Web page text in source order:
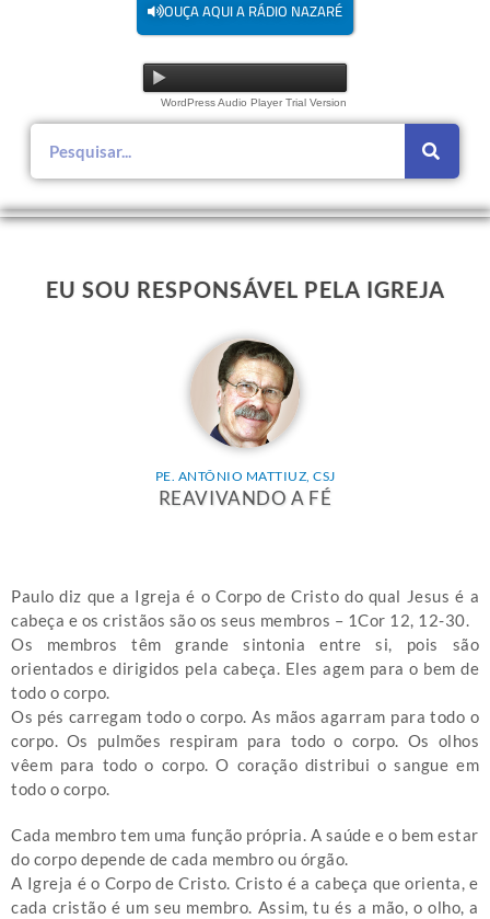
OUÇA AQUI A RÁDIO NAZARÉ
WordPress Audio Player Trial Version
EU SOU RESPONSÁVEL PELA IGREJA
PE. ANTÔNIO MATTIUZ, CSJ
REAVIVANDO A FÉ
Paulo diz que a Igreja é o Corpo de Cristo do qual Jesus é a
cabeça e os cristãos são os seus membros – 1Cor 12, 12-30.
Os membros têm grande sintonia entre si, pois são
orientados e dirigidos pela cabeça. Eles agem para o bem de
todo o corpo.
Os pés carregam todo o corpo. As mãos agarram para todo o
corpo. Os pulmões respiram para todo o corpo. Os olhos
vêem para todo o corpo. O coração distribui o sangue em
todo o corpo.
Cada membro tem uma função própria. A saúde e o bem estar
do corpo depende de cada membro ou órgão.
A Igreja é o Corpo de Cristo. Cristo é a cabeça que orienta, e
cada cristão é um seu membro. Assim, tu és a mão, o olho, a